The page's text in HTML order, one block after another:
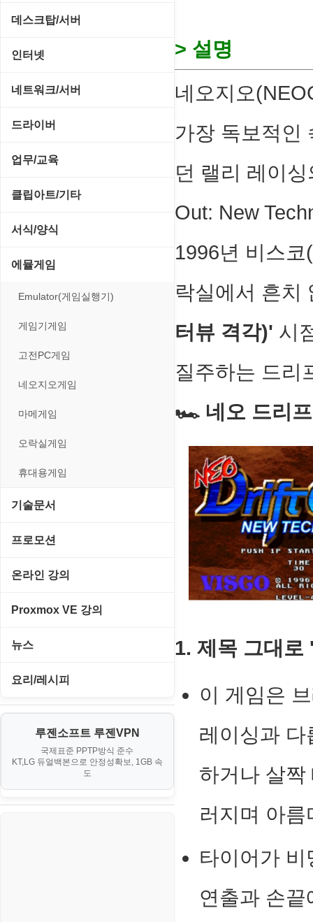
아케이드/액션
앱플레이어
온라인게임
전략/시뮬레이션
비디오 재생기
사운드 에디터
사운드 재생기
이미지 뷰어
CD/CDR/DVD
바이러스 백신
압축파일 관리
파일/디스크
하드웨어 관련
데스크탑/서버
Prometheus
실행기/툴바
운영체제 ISO/Image
커서/아이콘 툴
폰트관리/인쇄
인터넷
FTP/텔넷/통신
사이트 저작도구
원격도구
웹 브라우저
웹 유틸리티
파일공유/클라우드
네트워크/서버
FTP 서버
백오피스/.NET
웹 서버
드라이버
SCSI/IDE/USB
비디오/모니터
사운드카드
입력장치
저장장치
프린터
업무/교육
MS 오피스 관련
클립아트/기타
동영상 클립
서식/양식
경찰청-감사
경찰청-경무
경찰청-경비
경찰청-교통
경찰청-범죄예방
경찰청-수사
경찰청-외국어번역본
경찰청-외사
이력서
에뮬게임
Emulator(게임실행기)
게임기게임
고전PC게임
네오지오게임
마메게임
오락실게임
휴대용게임
기술문서
C#, .NET, Visual Studio
JavaScript
MacOS/맥북
MCP
MS SQL Server
프로모션
고정아이피.net
엔탑프로(NTOPPRO)
휴폐업조회
온라인 강의
PHP - 고급
부동산
Proxmox VE 강의
I. Proxmox VE 기본 환경 구축
IV. 클러스터 및 고가용성 (HA)
V. 고급 기능 및 CLI 활용
VI. 장애 조치 (Failover) 심화 시
뉴스
IT/보안
게임
경제
부동산
요리/레시피
노하우
소스/양념장
루젠소프트 루젠VPN
국제표준 PPTP방식 준수
KT,LG 듀얼백본으로 안정성확보, 1GB 속
도
> 설명
네오지오
가장 독보적인
던 랠리 레이
Out: New
1996년 비스
락실에서 흔치
터뷰 격각)' 시
질주하는 드리
🏎️ 네오 드리프
1. 제목 그대로
이 게임은
레이싱과 다
하거나 살짝
러지며 아
타이어가
연출과 손